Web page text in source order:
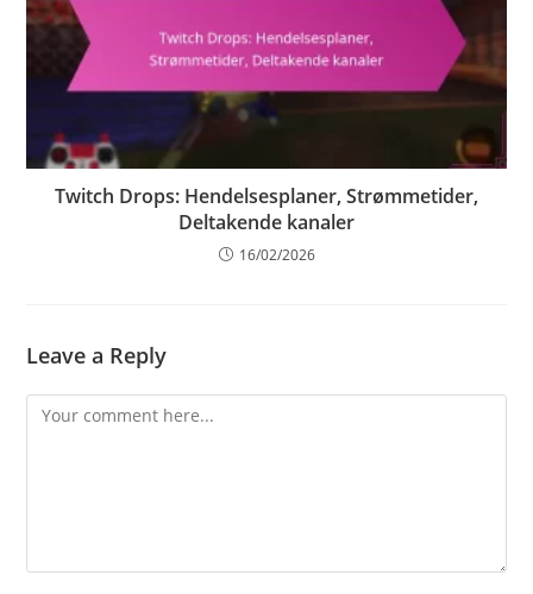
Twitch Drops: Hendelsesplaner, Strømmetider,
Deltakende kanaler
16/02/2026
Leave a Reply
Comment